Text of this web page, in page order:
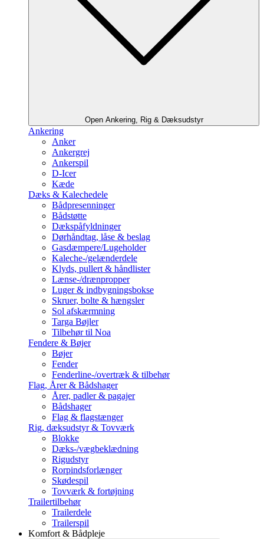
Open Ankering, Rig & Dæksudstyr
Ankering
Anker
Ankergrej
Ankerspil
D-Icer
Kæde
Dæks & Kalechedele
Bådpresenninger
Bådstøtte
Dækspåfyldninger
Dørhåndtag, låse & beslag
Gasdæmpere/Lugeholder
Kaleche-/gelænderdele
Klyds, pullert & håndlister
Lænse-/drænpropper
Luger & indbygningsbokse
Skruer, bolte & hængsler
Sol afskærmning
Targa Bøjler
Tilbehør til Noa
Fendere & Bøjer
Bøjer
Fender
Fenderline-/overtræk & tilbehør
Flag, Årer & Bådshager
Årer, padler & pagajer
Bådshager
Flag & flagstænger
Rig, dæksudstyr & Tovværk
Blokke
Dæks-/vægbeklædning
Rigudstyr
Rorpindsforlænger
Skødespil
Tovværk & fortøjning
Trailertilbehør
Trailerdele
Trailerspil
Komfort & Bådpleje